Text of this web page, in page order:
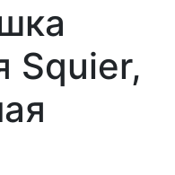
Squier,